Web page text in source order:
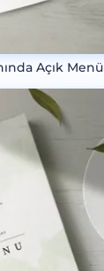
Açık Menü